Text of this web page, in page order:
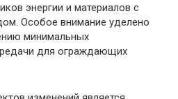
энергии и материалов с
Особое внимание уделено
минимальных
для ограждающих